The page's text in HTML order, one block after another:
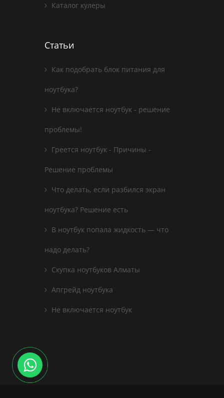
Каталог кулеры
Статьи
Как подобрать блок питания для
ноутбука?
Не включается ноутбук - решение
проблемы!
Греется ноутбук - Причины -
Решение проблемы
Что делать, если разбился экран
ноутбука? Решение есть
В ноутбук попала жидкость — что
надо делать?
Скупка ноутбуков Алматы
Апгрейд ноутбука
Не включается ноутбук